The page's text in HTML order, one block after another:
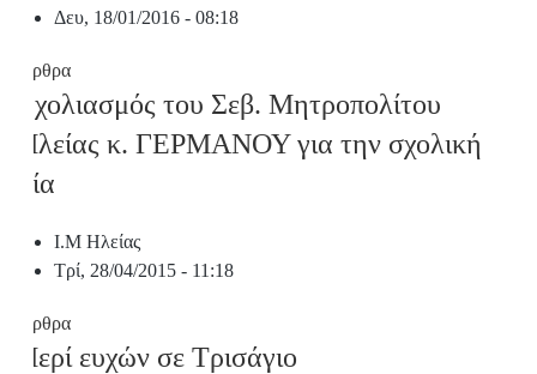
Δευ, 18/01/2016 - 08:18
Άρθρα
Σχολιασμός του Σεβ. Μητροπολίτου
Ηλείας κ. ΓΕΡΜΑΝΟΥ για την σχολική
βία
Ι.Μ Ηλείας
Τρί, 28/04/2015 - 11:18
Άρθρα
Περί ευχών σε Τρισάγιο